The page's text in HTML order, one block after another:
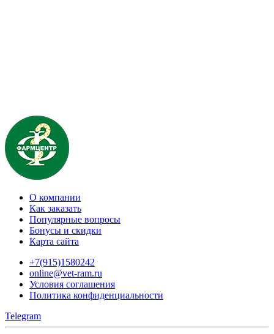
О компании
Как заказать
Популярные вопросы
Бонусы и скидки
Карта сайта
+7(915)1580242
online@vet-ram.ru
Условия соглашения
Политика конфиденциальности
Telegram